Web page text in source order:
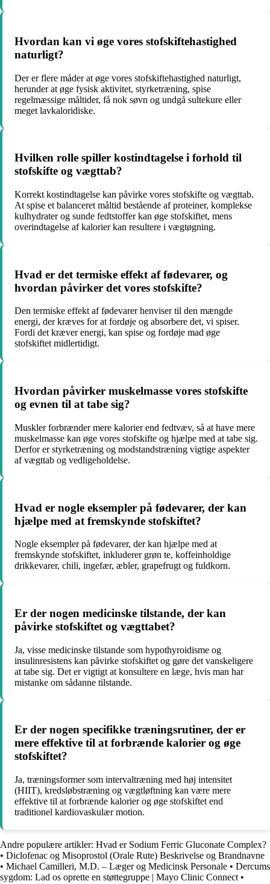
Hvordan kan vi øge vores stofskiftehastighed
naturligt?
Der er flere måder at øge vores stofskiftehastighed naturligt,
herunder at øge fysisk aktivitet, styrketræning, spise
regelmæssige måltider, få nok søvn og undgå sultekure eller
meget lavkaloridiske.
Hvilken rolle spiller kostindtagelse i forhold til
stofskifte og vægttab?
Korrekt kostindtagelse kan påvirke vores stofskifte og vægttab.
At spise et balanceret måltid bestående af proteiner, komplekse
kulhydrater og sunde fedtstoffer kan øge stofskiftet, mens
overindtagelse af kalorier kan resultere i vægtøgning.
Hvad er det termiske effekt af fødevarer, og
hvordan påvirker det vores stofskifte?
Den termiske effekt af fødevarer henviser til den mængde
energi, der kræves for at fordøje og absorbere det, vi spiser.
Fordi det kræver energi, kan spise og fordøje mad øge
stofskiftet midlertidigt.
Hvordan påvirker muskelmasse vores stofskifte
og evnen til at tabe sig?
Muskler forbrænder mere kalorier end fedtvæv, så at have mere
muskelmasse kan øge vores stofskifte og hjælpe med at tabe sig.
Derfor er styrketræning og modstandstræning vigtige aspekter
af vægttab og vedligeholdelse.
Hvad er nogle eksempler på fødevarer, der kan
hjælpe med at fremskynde stofskiftet?
Nogle eksempler på fødevarer, der kan hjælpe med at
fremskynde stofskiftet, inkluderer grøn te, koffeinholdige
drikkevarer, chili, ingefær, æbler, grapefrugt og fuldkorn.
Er der nogen medicinske tilstande, der kan
påvirke stofskiftet og vægttabet?
Ja, visse medicinske tilstande som hypothyroidisme og
insulinresistens kan påvirke stofskiftet og gøre det vanskeligere
at tabe sig. Det er vigtigt at konsultere en læge, hvis man har
mistanke om sådanne tilstande.
Er der nogen specifikke træningsrutiner, der er
mere effektive til at forbrænde kalorier og øge
stofskiftet?
Ja, træningsformer som intervaltræning med høj intensitet
(HIIT), kredsløbstræning og vægtløftning kan være mere
effektive til at forbrænde kalorier og øge stofskiftet end
traditionel kardiovaskulær motion.
Andre populære artikler: Hvad er Sodium Ferric Gluconate Complex?
• Diclofenac og Misoprostol (Orale Rute) Beskrivelse og Brandnavne
• Michael Camilleri, M.D. – Læger og Medicinsk Personale • Dercums
sygdom: Lad os oprette en støttegruppe | Mayo Clinic Connect •